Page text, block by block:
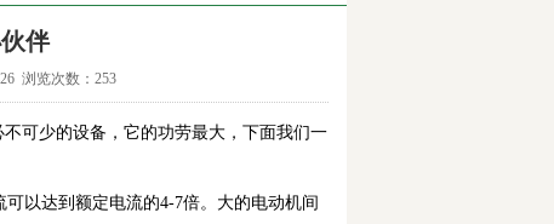
伴
浏览次数： 253
可少的设备，它的功劳最大，下面我们一
以达到额定电流的4-7倍。大的电动机间